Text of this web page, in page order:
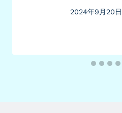
2024年9月20日